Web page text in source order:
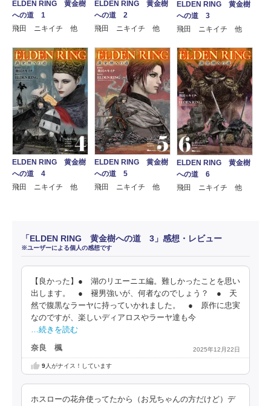
ELDEN RING 黄金樹
への道 1
飛田 ニキイチ 他
ELDEN RING 黄金樹
への道 2
飛田 ニキイチ 他
ELDEN RING 黄金樹
への道 3
飛田 ニキイチ 他
ELDEN RING 黄金樹
への道 4
飛田 ニキイチ 他
ELDEN RING 黄金樹
への道 5
飛田 ニキイチ 他
ELDEN RING 黄金樹
への道 6
飛田 ニキイチ 他
「ELDEN RING 黄金樹への道 3」感想・レビュー
※ユーザーによる個人の感想です
【良かった】● 湖のリエーニエ編。難しかったことを思い
出します。 ● 褪男強いが、何者なのでしょう？ ● 天
然で腹黒なラーヤに持っていかれました。 ● 原作に忠実
なのですが、楽しいディアロスやラーヤ達も今
…続きを読む
奈良 楓 2025年12月22日
9人がナイス！しています
ホスローの花弁使ってたから（お兄ちゃんの方だけど）デ